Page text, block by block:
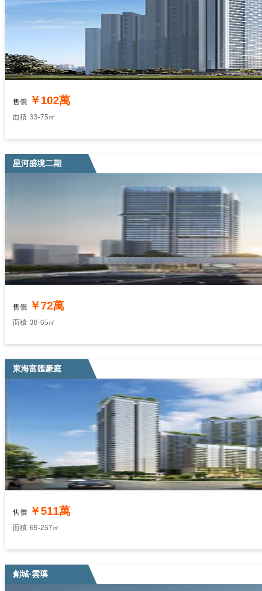
售價 ￥102萬
面積 33-75㎡
星河盛境二期
售價 ￥72萬
面積 38-65㎡
東海富匯豪庭
售價 ￥511萬
面積 69-257㎡
創城·雲璞